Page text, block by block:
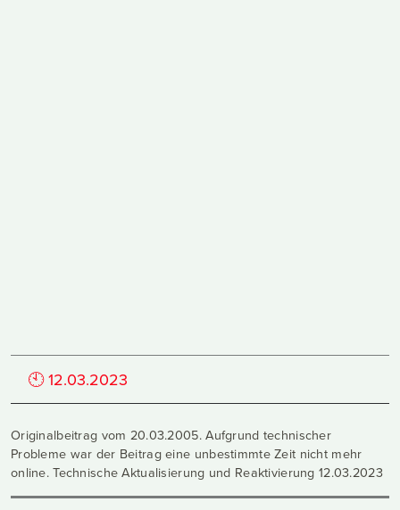
🕙12.03.2023
Originalbeitrag vom 20.03.2005. Aufgrund technischer
Probleme war der Beitrag eine unbestimmte Zeit nicht mehr
online. Technische Aktualisierung und Reaktivierung 12.03.2023